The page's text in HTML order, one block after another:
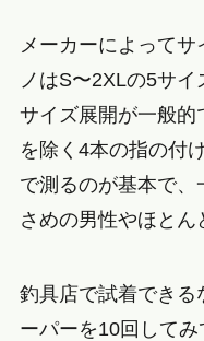
メーカーによって
ノはS〜2XLの5サ
サイズ展開が一般的
を除く4本の指の付
で測るのが基本で
さめの男性やほとん
釣具店で試着でき
ーパーを10回して